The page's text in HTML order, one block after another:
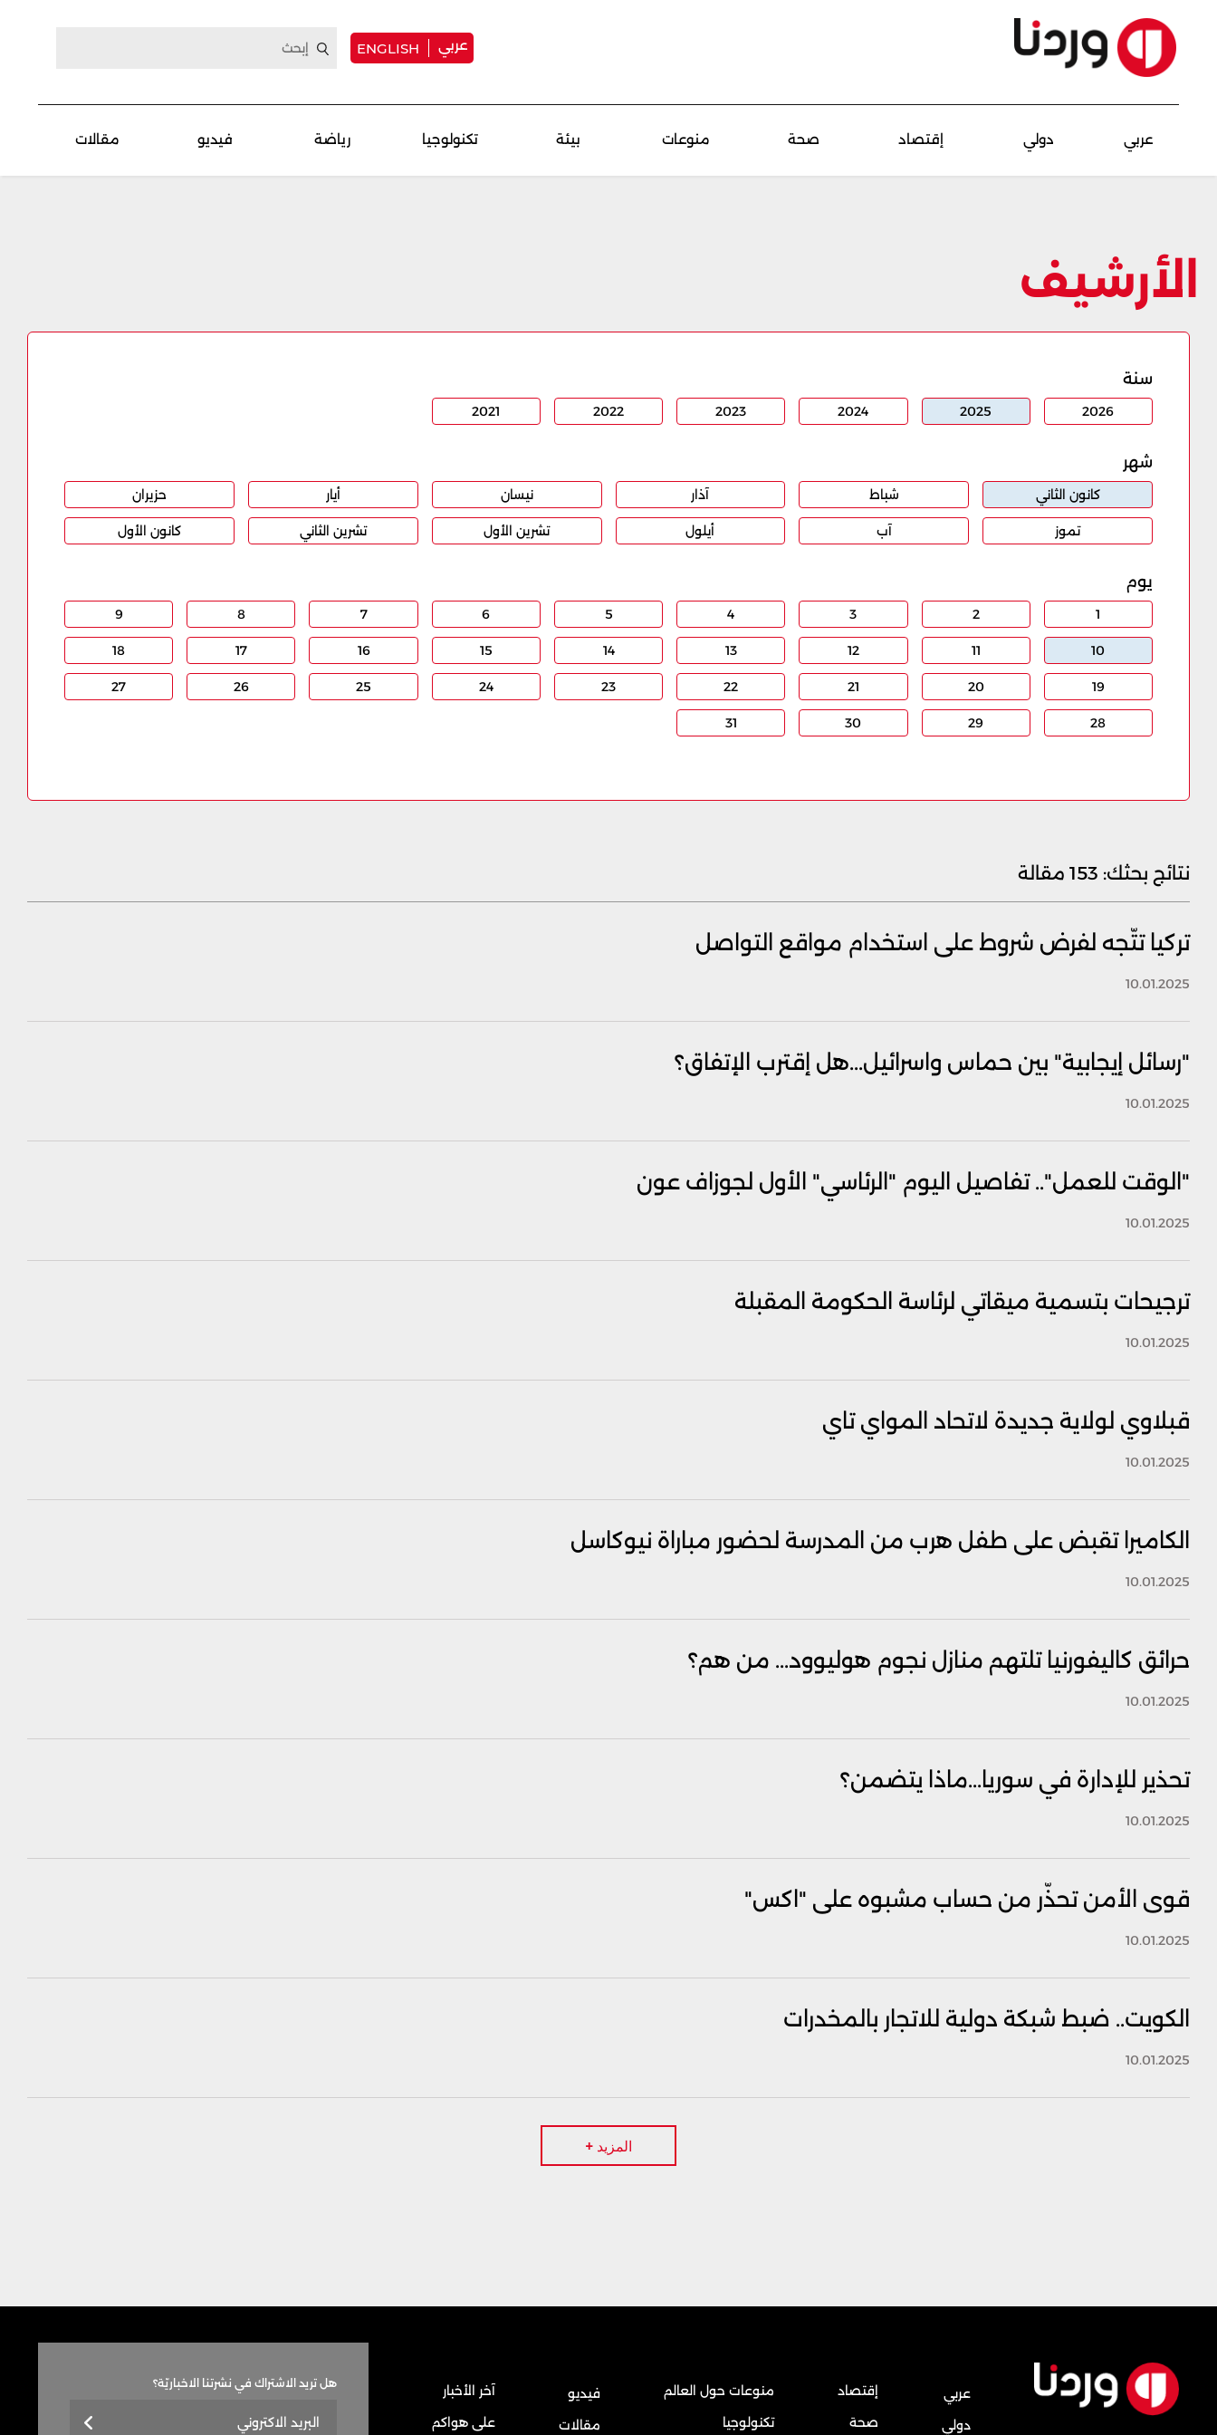
عربي ENGLISH
عربي دولي إقتصاد صحة منوعات بيئة تكنولوجيا رياضة فيديو مقالات
الأرشيف
سنة
2026
2025
2024
2023
2022
2021
شهر
كانون الثاني شباط آذار نيسان أيار حزيران
تموز آب أيلول تشرين الأول تشرين الثاني كانون الأول
يوم
1
2
3
4
5
6
7
8
9
10
11
12
13
14
15
16
17
18
19
20
21
22
23
24
25
26
27
28
29
30
31
نتائج بحثك: 153 مقالة
تركيا تتّجه لفرض شروط على استخدام مواقع التواصل
10.01.2025
"رسائل إيجابية" بين حماس واسرائيل...هل إقترب الإتفاق؟
10.01.2025
‏"الوقت للعمل".. تفاصيل اليوم "الرئاسي" الأول لجوزاف عون
10.01.2025
ترجيحات بتسمية ميقاتي لرئاسة الحكومة المقبلة
10.01.2025
قبلاوي لولاية جديدة لاتحاد المواي تاي
10.01.2025
الكاميرا تقبض على طفل هرب من المدرسة لحضور مباراة نيوكاسل
10.01.2025
حرائق كاليفورنيا تلتهم منازل نجوم هوليوود... من هم؟
10.01.2025
تحذير للإدارة في سوريا...ماذا يتضمن؟
10.01.2025
قوى الأمن تحذّر من حساب مشبوه على "اكس"
10.01.2025
الكويت.. ضبط شبكة دولية للاتجار بالمخدرات
10.01.2025
المزيد +
عربي
دولي
إقتصاد
صحة
منوعات حول العالم
تكنولوجيا
فيديو
مقالات
آخر الأخبار
على هواكم
هل تريد الاشتراك في نشرتنا الاخباريّة؟